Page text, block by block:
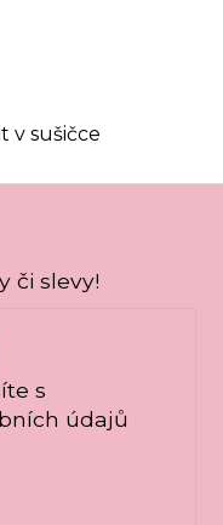
v sušičce
či slevy!
s
údajů